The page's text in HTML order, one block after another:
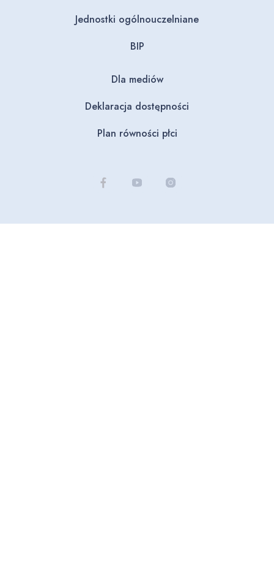
Jednostki ogólnouczelniane
BIP
Dla mediów
Deklaracja dostępności
Plan równości płci